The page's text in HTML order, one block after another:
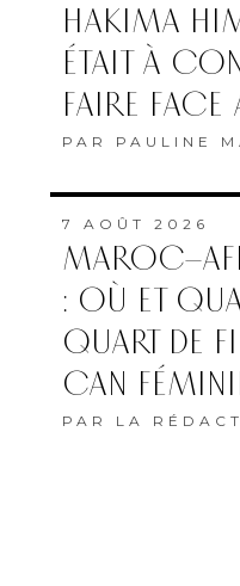
HAKIMA
ÉTAIT À
FAIRE FACE
PAR PAULINE
7 AOÛT 2026
: OÙ ET
QUART DE
CAN
PAR LA